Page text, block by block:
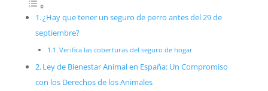
¿Hay que tener un seguro de perro antes del 29 de
septiembre?
Verifica las coberturas del seguro de hogar
Ley de Bienestar Animal en España: Un Compromiso
con los Derechos de los Animales